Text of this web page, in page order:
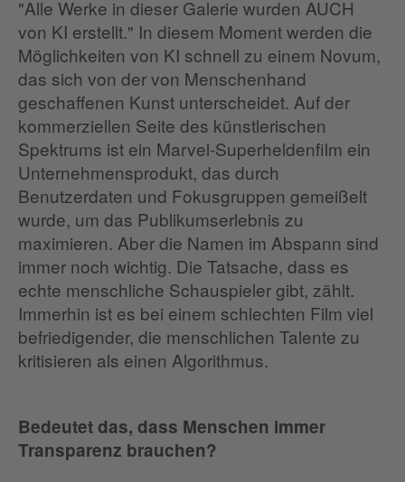
"Alle Werke in dieser Galerie wurden AUCH
von KI erstellt." In diesem Moment werden die
Möglichkeiten von KI schnell zu einem Novum,
das sich von der von Menschenhand
geschaffenen Kunst unterscheidet. Auf der
kommerziellen Seite des künstlerischen
Spektrums ist ein Marvel-Superheldenfilm ein
Unternehmensprodukt, das durch
Benutzerdaten und Fokusgruppen gemeißelt
wurde, um das Publikumserlebnis zu
maximieren. Aber die Namen im Abspann sind
immer noch wichtig. Die Tatsache, dass es
echte menschliche Schauspieler gibt, zählt.
Immerhin ist es bei einem schlechten Film viel
befriedigender, die menschlichen Talente zu
kritisieren als einen Algorithmus.
Bedeutet das, dass Menschen immer
Transparenz brauchen?